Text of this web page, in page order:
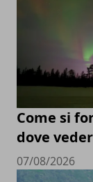
Come si
dove
07/08/2026